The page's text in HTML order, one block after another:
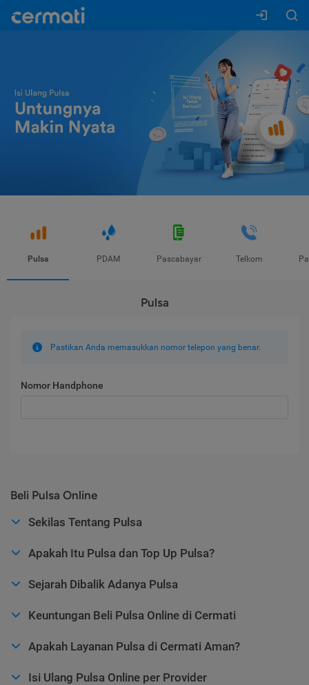
Pulsa PDAM Pascabayar Telkom
Pulsa
Pastikan Anda memasukkan nomor telepon yang benar.
Nomor Handphone
Beli Pulsa Online
Sekilas Tentang Pulsa
Apakah Itu Pulsa dan Top Up Pulsa?
Sejarah Dibalik Adanya Pulsa
Keuntungan Beli Pulsa Online di Cermati
Apakah Layanan Pulsa di Cermati Aman?
Isi Ulang Pulsa Online per Provider